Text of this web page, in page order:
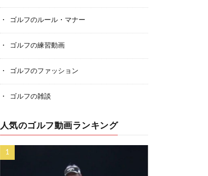
ゴルフのルール・マナー
ゴルフの練習動画
ゴルフのファッション
ゴルフの雑談
人気のゴルフ動画ランキング